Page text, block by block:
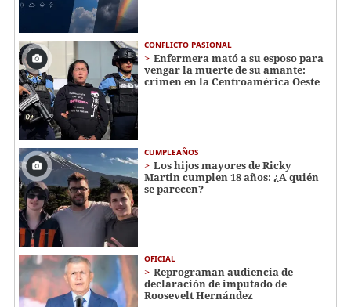
CONFLICTO PASIONAL
Enfermera mató a su esposo para
vengar la muerte de su amante:
crimen en la Centroamérica Oeste
CUMPLEAÑOS
Los hijos mayores de Ricky
Martin cumplen 18 años: ¿A quién
se parecen?
OFICIAL
Reprograman audiencia de
declaración de imputado de
Roosevelt Hernández